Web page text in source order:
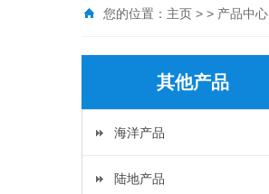
您的位置： 主页 > > 产品中心
其他产品
海洋产品
陆地产品